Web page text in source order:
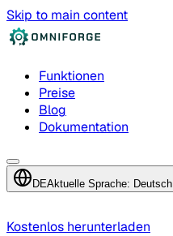
Skip to main content
Funktionen
Preise
Blog
Dokumentation
DEAktuelle Sprache: Deutsch
Kostenlos herunterladen